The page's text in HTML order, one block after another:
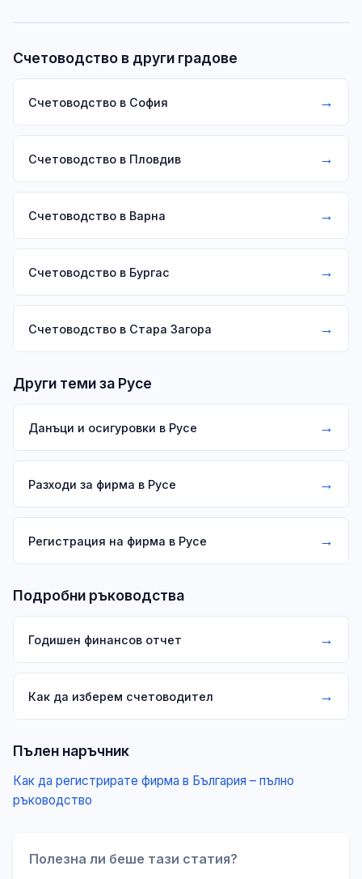
Счетоводство в други градове
Счетоводство в София →
Счетоводство в Пловдив →
Счетоводство в Варна →
Счетоводство в Бургас →
Счетоводство в Стара Загора →
Други теми за Русе
Данъци и осигуровки в Русе →
Разходи за фирма в Русе →
Регистрация на фирма в Русе →
Подробни ръководства
Годишен финансов отчет →
Как да изберем счетоводител →
Пълен наръчник
Как да регистрирате фирма в България – пълно
ръководство
Полезна ли беше тази статия?